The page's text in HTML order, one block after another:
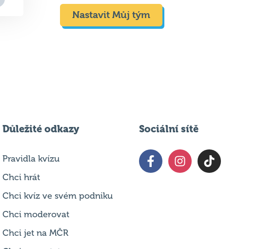
Nastavit Můj tým
Důležité odkazy
Pravidla kvízu
Chci hrát
Chci kvíz ve svém podniku
Chci moderovat
Chci jet na MČR
Sociální sítě